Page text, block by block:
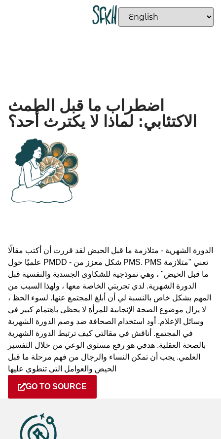
اضطراب ما قبل الطمث
الاكتئابي: لماذا لا یكترث أحد؟
الدورة الشهرية - متلازمة ما قبل الحيض لقد قررت أن أكتب مقالًا
علميًا حول PMDD - شكل معزز من PMS. PMS تعني "متلازمة
ما قبل الحيض" ، وهي نموذجية للشكاوى الجسدية والنفسية قبل
الدورة الشهرية. لدي تجربتي الخاصة معها ، ولهذا السبب من
المهم بشكل خاص بالنسبة لي أن أبلغ المجتمع عنها. لسوء الحظ ،
لا يزال موضوع الصحة الإنجابية للمرأة لا يحظى باهتمام كبير في
وسائل الإعلام. أود استخدام الصحافة ضد وصم الدورة الشهرية
في المجتمع. أناقش في مقالتي كيف ترتبط الدورة الشهرية
بالصحة العقلية. هدفي هو رفع مستوى الوعي من خلال التفسير
العلمي. يجب أن تمكن النساء والرجال من فهم مرحلة ما قبل
الحيض والعوامل التي تنطوي عليها
GO TO SOURCE